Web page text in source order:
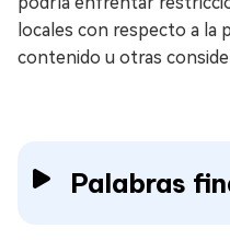
locales con respecto a la
contenido u otras
Palabras